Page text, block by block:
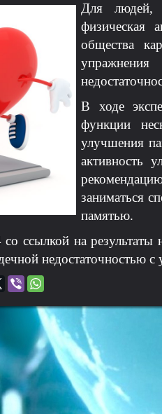
Для людей,
физическая
общества
В ходе
функции
улучшения
активность
заниматься
памятью.
ссылкой на
недостаточностью